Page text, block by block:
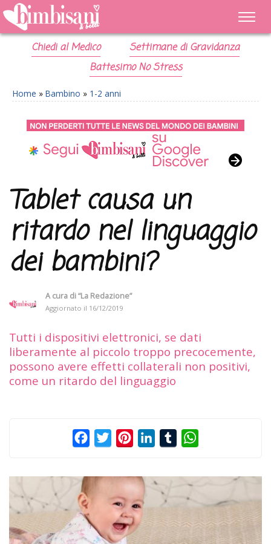
Chiedi al Medico
Settimane di Gravidanza
Battesimo No Stress
Home » Bambino » 1-2 anni
Tablet causa un
ritardo nel linguaggio
dei bambini?
A cura di“La Redazione”
Aggiornato il 16/12/2019
Tutti i dispositivi elettronici, se dati
liberamente al piccolo troppo precocemente,
possono avere effetti collaterali non positivi,
come un ritardo del linguaggio
FacebookTwitterPinterestLinkedInTumblr